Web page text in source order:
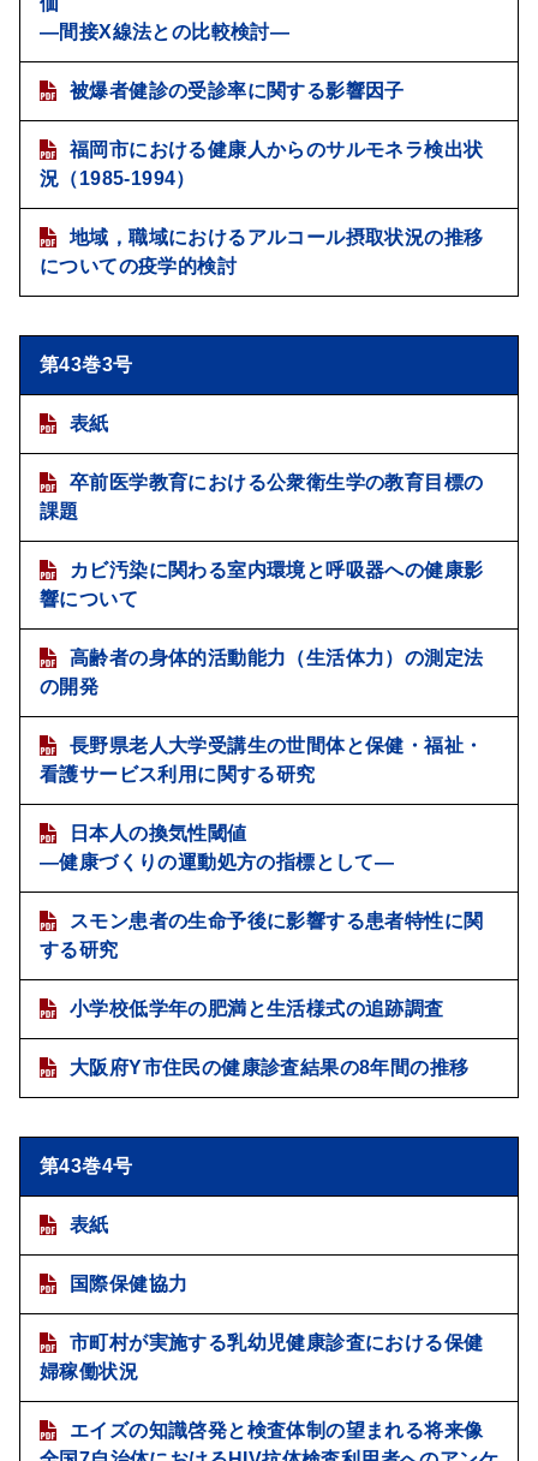
―間接X線法との比較検討―
被爆者健診の受診率に関する影響因子
福岡市における健康人からのサルモネラ検出状
況（1985-1994）
地域，職域におけるアルコール摂取状況の推移
についての疫学的検討
第43巻3号
表紙
卒前医学教育における公衆衛生学の教育目標の
課題
カビ汚染に関わる室内環境と呼吸器への健康影
響について
高齢者の身体的活動能力（生活体力）の測定法
の開発
長野県老人大学受講生の世間体と保健・福祉・
看護サービス利用に関する研究
日本人の換気性閾値
―健康づくりの運動処方の指標として―
スモン患者の生命予後に影響する患者特性に関
する研究
小学校低学年の肥満と生活様式の追跡調査
大阪府Y市住民の健康診査結果の8年間の推移
第43巻4号
表紙
国際保健協力
市町村が実施する乳幼児健康診査における保健
婦稼働状況
エイズの知識啓発と検査体制の望まれる将来像